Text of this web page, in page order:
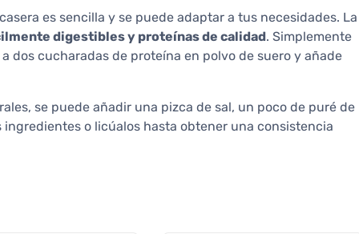
es sencilla y se puede adaptar a tus necesidades. La
digestibles y proteínas de calidad. Simplemente
dos cucharadas de proteína en polvo de suero y añade
se puede añadir una pizca de sal, un poco de puré de
o licúalos hasta obtener una consistencia